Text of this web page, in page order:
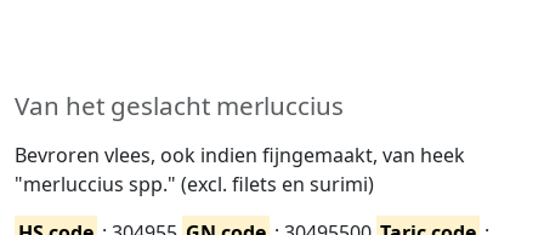
Van het geslacht merluccius
Bevroren vlees, ook indien fijngemaakt, van heek
"merluccius spp." (excl. filets en surimi)